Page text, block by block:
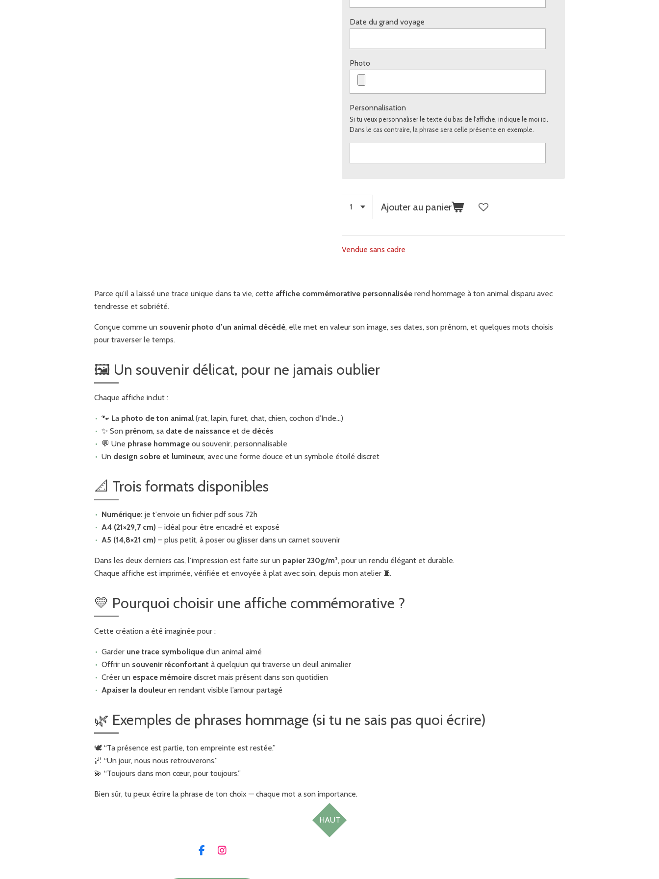
Date du grand voyage
Photo
Personnalisation
Si tu veux personnaliser le texte du bas de l'affiche, indique le moi ici.
Dans le cas contraire, la phrase sera celle présente en exemple.
Ajouter au panier
Vendue sans cadre
Parce qu’il a laissé une trace unique dans ta vie, cette affiche commémorative personnalisée rend hommage à ton animal disparu avec
tendresse et sobriété.
Conçue comme un souvenir photo d’un animal décédé, elle met en valeur son image, ses dates, son prénom, et quelques mots choisis
pour traverser le temps.
🖼️ Un souvenir délicat, pour ne jamais oublier
Chaque affiche inclut :
🐾 La photo de ton animal(rat, lapin, furet, chat, chien, cochon d’Inde…)
✨ Son prénom, sa date de naissanceet de décès
💬 Une phrase hommageou souvenir, personnalisable
Un design sobre et lumineux, avec une forme douce et un symbole étoilé discret
📐 Trois formats disponibles
Numérique: je t'envoie un fichier pdf sous 72h
A4 (21×29,7 cm) – idéal pour être encadré et exposé
A5 (14,8×21 cm) – plus petit, à poser ou glisser dans un carnet souvenir
Dans les deux derniers cas, l’impression est faite sur un papier 230g/m², pour un rendu élégant et durable.
Chaque affiche est imprimée, vérifiée et envoyée à plat avec soin, depuis mon atelier 🧵
💛 Pourquoi choisir une affiche commémorative ?
Cette création a été imaginée pour :
Garder une trace symboliqued’un animal aimé
Offrir un souvenir réconfortant à quelqu’un qui traverse un deuil animalier
Créer un espace mémoirediscret mais présent dans son quotidien
Apaiser la douleuren rendant visible l’amour partagé
🌿 Exemples de phrases hommage (si tu ne sais pas quoi écrire)
🕊️ “Ta présence est partie, ton empreinte est restée.”
🌌 “Un jour, nous nous retrouverons.”
💫 “Toujours dans mon cœur, pour toujours.”
Bien sûr, tu peux écrire la phrase de ton choix — chaque mot a son importance.
HAUT
F
I